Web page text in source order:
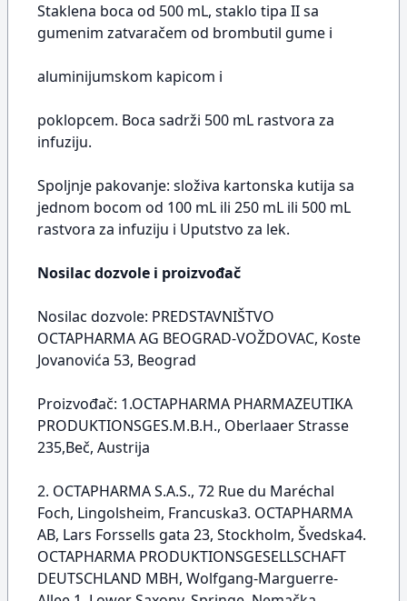
Staklena boca od 500 mL, staklo tipa II sa
gumenim zatvaračem od brombutil gume i
aluminijumskom kapicom i
poklopcem. Boca sadrži 500 mL rastvora za
infuziju.
Spoljnje pakovanje: složiva kartonska kutija sa
jednom bocom od 100 mL ili 250 mL ili 500 mL
rastvora za infuziju i Uputstvo za lek.
Nosilac dozvole i proizvođač
Nosilac dozvole: PREDSTAVNIŠTVO
OCTAPHARMA AG BEOGRAD-VOŽDOVAC, Koste
Jovanovića 53, Beograd
Proizvođač: 1.OCTAPHARMA PHARMAZEUTIKA
PRODUKTIONSGES.M.B.H., Oberlaaer Strasse
235,Beč, Austrija
2. OCTAPHARMA S.A.S., 72 Rue du Maréchal
Foch, Lingolsheim, Francuska3. OCTAPHARMA
AB, Lars Forssells gata 23, Stockholm, Švedska4.
OCTAPHARMA PRODUKTIONSGESELLSCHAFT
DEUTSCHLAND MBH, Wolfgang-Marguerre-